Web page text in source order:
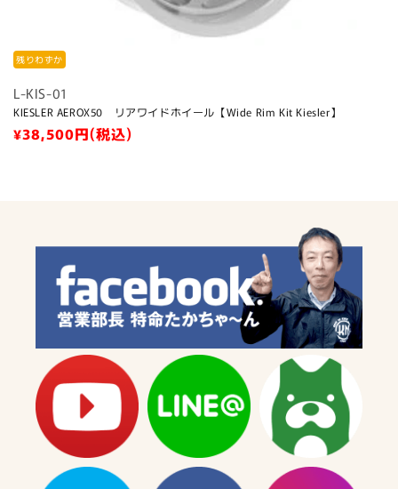
残りわずか
L-KIS-01
KIESLER AEROX50 リアワイドホイール【Wide Rim Kit Kiesler】
通
¥38,500円(税込)